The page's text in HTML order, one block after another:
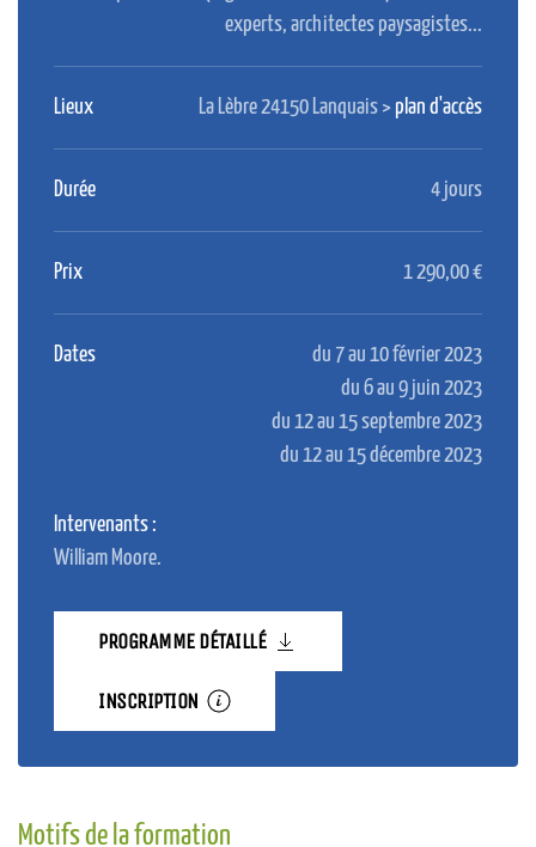
experts, architectes paysagistes...
Lieux La Lèbre 24150 Lanquais > plan d'accès
Durée 4 jours
Prix 1 290,00 €
Dates
du 7 au 10 février 2023
du 6 au 9 juin 2023
du 12 au 15 septembre 2023
du 12 au 15 décembre 2023
Intervenants :
William Moore.
PROGRAMME DÉTAILLÉ
INSCRIPTION
Motifs de la formation